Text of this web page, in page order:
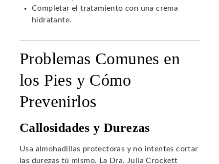
Completar el tratamiento con una crema
hidratante.
Problemas Comunes en
los Pies y Cómo
Prevenirlos
Callosidades y Durezas
Usa almohadillas protectoras y no intentes cortar
las durezas tú mismo. La Dra. Julia Crockett